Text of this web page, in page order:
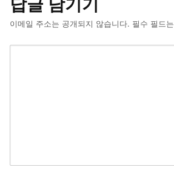
답글 남기기
이메일 주소는 공개되지 않습니다. 필수 필드는